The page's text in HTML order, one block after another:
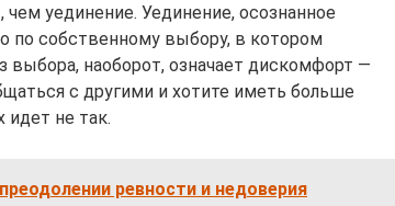
уединение. Уединение, осознанное
по собственному выбору, в котором
выбора, наоборот, означает дискомфорт —
с другими и хотите иметь больше
идет не так.
ревности и недоверия